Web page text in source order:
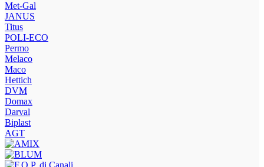
Met-Gal
JANUS
Titus
POLI-ECO
Permo
Melaco
Maco
Hettich
DVM
Domax
Darval
Biplast
AGT